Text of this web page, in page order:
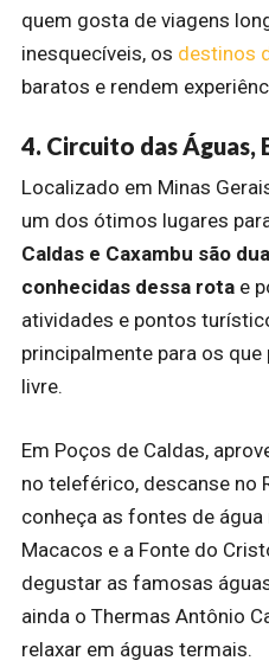
quem gosta de viagens
inesquecíveis, os destinos
baratos e rendem
4. Circuito das Águas,
Localizado em Minas
um dos ótimos lugares
Caldas e Caxambu são
conhecidas dessa rota e
atividades e pontos
principalmente para os
livre.
Em Poços de Caldas,
no teleférico, descanse no
conheça as fontes de
Macacos e a Fonte do
degustar as famosas
ainda o Thermas Antônio
relaxar em águas termais.